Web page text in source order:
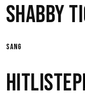
Shabby
sang